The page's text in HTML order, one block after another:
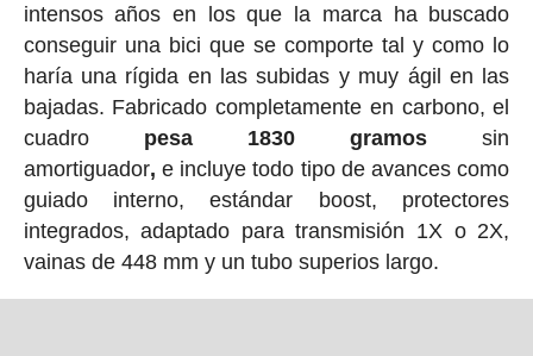
intensos años en los que la marca ha buscado
conseguir una bici que se comporte tal y como lo
haría una rígida en las subidas y muy ágil en las
bajadas. Fabricado completamente en carbono, el
cuadro pesa 1830 gramos sin
amortiguador, e incluye todo tipo de avances como
guiado interno, estándar boost, protectores
integrados, adaptado para transmisión 1X o 2X,
vainas de 448 mm y un tubo superios largo.